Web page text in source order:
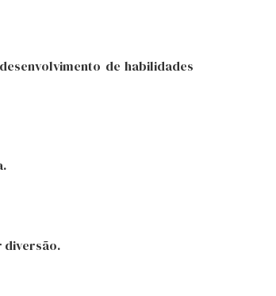
de habilidades
diversão.